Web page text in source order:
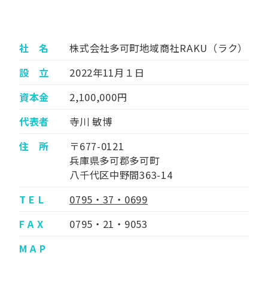
社 名
株式会社多可町地域商社RAKU（ラク）
設 立
2022年11月１日
資本金
2,100,000円
代表者
寺川 敏博
住 所
〒677-0121
兵庫県多可郡多可町
八千代区中野間363-14
T E L
0795・37・0699
F A X
0795・21・9053
M A P